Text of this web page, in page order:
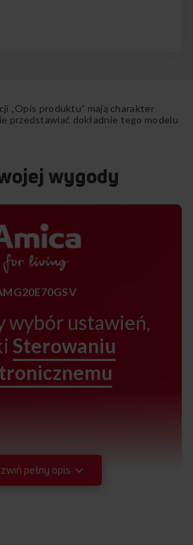
„Opis produktu” mają charakter
przedstawiać dokładnie tego modelu
wygody
wybór ustawień,
Sterowaniu
pełny opis